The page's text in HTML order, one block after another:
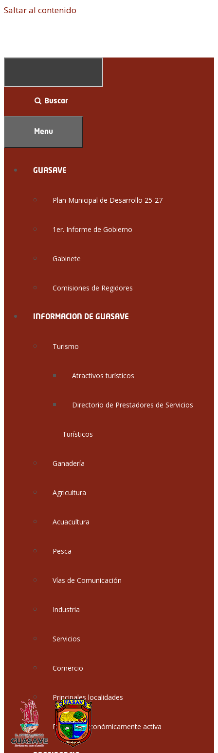
Saltar al contenido
Buscar
Menu
GUASAVE
Plan Municipal de Desarrollo 25-27
1er. Informe de Gobierno
Gabinete
Comisiones de Regidores
INFORMACION DE GUASAVE
Turismo
Atractivos turísticos
Directorio de Prestadores de Servicios
Turísticos
Ganadería
Agricultura
Acuacultura
Pesca
Vías de Comunicación
Industria
Servicios
Comercio
Principales localidades
Población económicamente activa